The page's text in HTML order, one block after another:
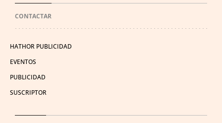
CONTACTAR
HATHOR PUBLICIDAD
EVENTOS
PUBLICIDAD
SUSCRIPTOR